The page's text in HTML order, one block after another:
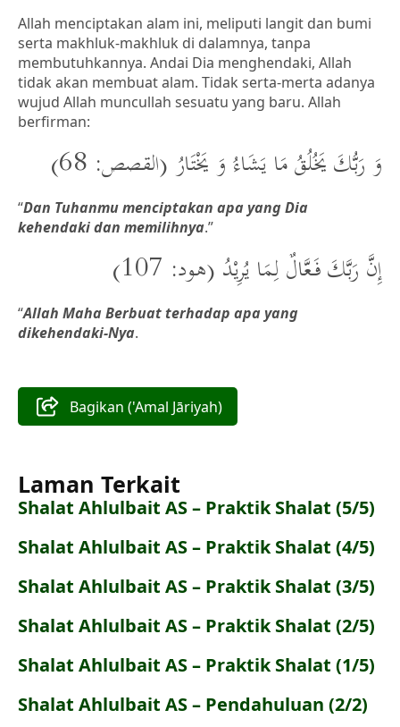
Allah menciptakan alam ini, meliputi langit dan bumi
serta makhluk-makhluk di dalamnya, tanpa
membutuhkannya. Andai Dia menghendaki, Allah
tidak akan membuat alam. Tidak serta-merta adanya
wujud Allah muncullah sesuatu yang baru. Allah
berfirman:
وَ رَبُّكَ يَخُلُقُ مَا يَشَاءُ وَ يَخْتَارُ (القصص: 68)
“Dan Tuhanmu menciptakan apa yang Dia
kehendaki dan memilihnya.”
إِنَّ رَبَّكَ فَعَّالٌ لِمَا يُرِيْدُ (هود: 107)
“Allah Maha Berbuat terhadap apa yang
dikehendaki-Nya.
Bagikan ('Amal Jāriyah)
Laman Terkait
Shalat Ahlulbait AS – Praktik Shalat (5/5)
Shalat Ahlulbait AS – Praktik Shalat (4/5)
Shalat Ahlulbait AS – Praktik Shalat (3/5)
Shalat Ahlulbait AS – Praktik Shalat (2/5)
Shalat Ahlulbait AS – Praktik Shalat (1/5)
Shalat Ahlulbait AS – Pendahuluan (2/2)